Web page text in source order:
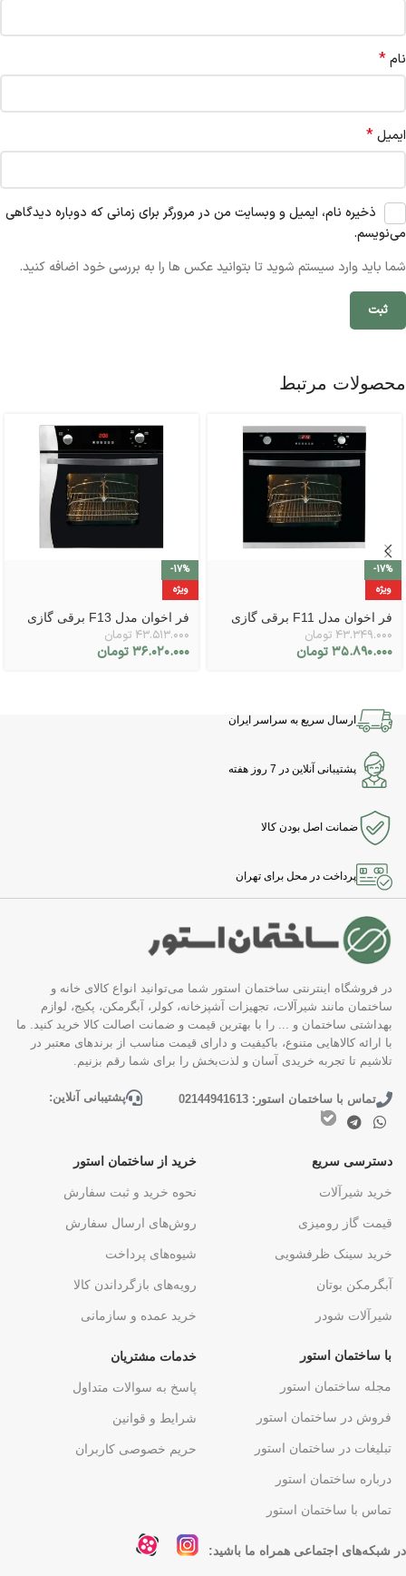
نام*
ایمیل*
ذخیره نام، ایمیل و وبسایت من در مرورگر برای زمانی که دوباره دیدگاهی
می‌نویسم.
شما باید وارد سیستم شوید تا بتوانید عکس ها را به بررسی خود اضافه کنید.
محصولات مرتبط
-17%
ویژه
فر اخوان مدل F11 برقی گازی
۴۳.۳۴۹.۰۰۰ تومان
۳۵.۸۹۰.۰۰۰تومان
-17%
ویژه
فر اخوان مدل F13 برقی گازی
۴۳.۵۱۳.۰۰۰ تومان
۳۶.۰۲۰.۰۰۰تومان
ارسال سریع به سراسر ایران
پشتیبانی آنلاین در 7 روز هفته
ضمانت اصل بودن کالا
پرداخت در محل برای تهران
در فروشگاه اینترنتی ساختمان استور شما می‌توانید انواع کالای خانه و
ساختمان مانند شیرآلات، تجهیزات آشپزخانه، کولر، آبگرمکن، پکیج، لوازم
بهداشتی ساختمان و ... را با بهترین قیمت و ضمانت اصالت کالا خرید کنید. ما
با ارائه کالاهایی متنوع، باکیفیت و دارای قیمت مناسب از برندهای معتبر در
تلاشیم تا تجربه خریدی آسان و لذت‌بخش را برای شما رقم بزنیم.
تماس با ساختمان استور: 02144941613 پشتیبانی آنلاین:
دسترسی سریع
خرید شیرآلات
قیمت گاز رومیزی
خرید سینک ظرفشویی
آبگرمکن بوتان
شیرآلات شودر
خرید از ساختمان استور
نحوه خرید و ثبت سفارش
روش‌های ارسال سفارش
شیوه‌های پرداخت
رویه‌های بازگرداندن کالا
خرید عمده و سازمانی
با ساختمان استور
مجله ساختمان استور
فروش در ساختمان استور
تبلیغات در ساختمان استور
درباره ساختمان استور
تماس با ساختمان استور
خدمات مشتریان
پاسخ به سوالات متداول
شرایط و قوانین
حریم خصوصی کاربران
در شبکه‌های اجتماعی همراه ما باشید: